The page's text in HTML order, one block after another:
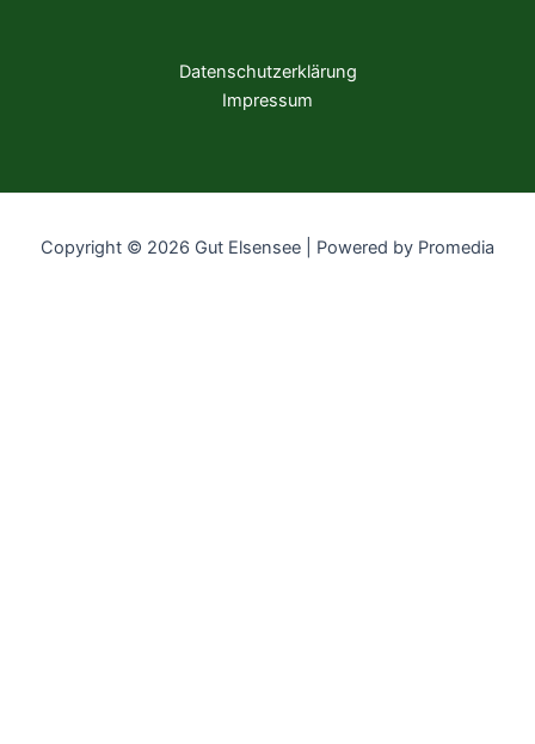
Datenschutzerklärung
Impressum
Copyright © 2026 Gut Elsensee | Powered by Promedia